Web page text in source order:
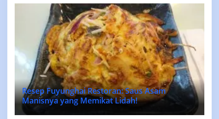
Resep Fuyunghai Restoran: Saus Asam
Manisnya yang Memikat Lidah!